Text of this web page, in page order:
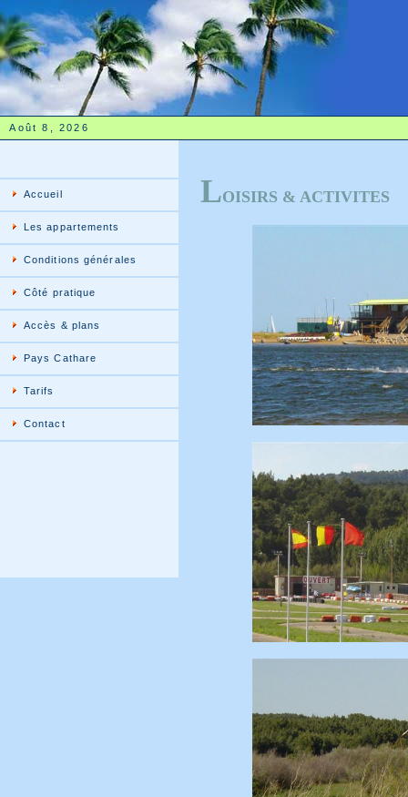
Août 8, 2026
Accueil
Les appartements
Conditions générales
Côté pratique
Accès & plans
Pays Cathare
Tarifs
Contact
LOISIRS & ACTIVITES